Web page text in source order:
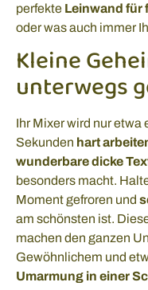
perfekte Leinwand für
oder was auch immer
Kleine
unterwegs
Ihr Mixer wird nur
Sekunden hart
wunderbare dicke
besonders macht.
Moment gefroren und
am schönsten ist.
machen den ganzen
Gewöhnlichem und
Umarmung in einer